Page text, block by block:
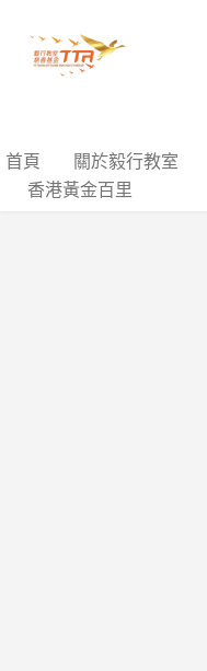
首頁 關於毅行教室
香港黃金百里